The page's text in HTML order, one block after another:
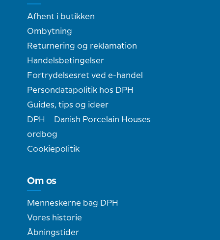
Afhent i butikken
Ombytning
Returnering og reklamation
Handelsbetingelser
Fortrydelsesret ved e-handel
Persondatapolitik hos DPH
Guides, tips og ideer
DPH – Danish Porcelain Houses
ordbog
Cookiepolitik
Om os
Menneskerne bag DPH
Vores historie
Åbningstider